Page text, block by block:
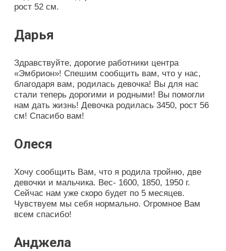
рост 52 см.
Дарья
Здравствуйте, дорогие работники центра
«Эмбрион»! Спешим сообщить вам, что у нас,
благодаря вам, родилась девочка! Вы для нас
стали теперь дорогими и родными! Вы помогли
нам дать жизнь! Девочка родилась 3450, рост 56
см! Спасибо вам!
Олеся
Хочу сообщить Вам, что я родила тройню, две
девочки и мальчика. Вес- 1600, 1850, 1950 г.
Сейчас нам уже скоро будет по 5 месяцев.
Чувствуем мы себя нормально. Огромное Вам
всем спасибо!
Анджела